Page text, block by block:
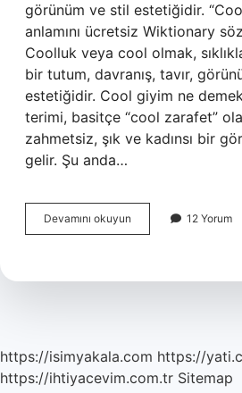
görünüm ve stil estetiğidir.
anlamını ücretsiz Wiktionary
Coolluk veya cool olmak,
bir tutum, davranış, tavır,
estetiğidir. Cool giyim ne
terimi, basitçe “cool zarafet”
zahmetsiz, şık ve kadınsı bir
gelir. Şu anda…
Devamını okuyun
Tarz
12 Yorum
https://isimyakala.com https://
https://ihtiyacevim.com.tr Sitemap